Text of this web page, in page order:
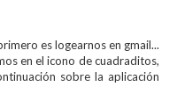
es logearnos en gmail...
en el icono de cuadraditos,
sobre la aplicación